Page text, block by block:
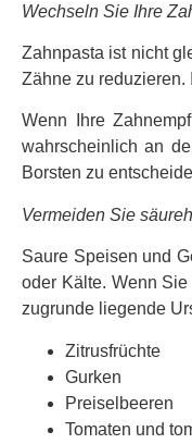
Wechseln Sie Ihre
Zahnpasta ist nicht
Zähne zu reduzieren.
Wenn Ihre
wahrscheinlich an
Borsten zu
Vermeiden Sie
Saure Speisen und
oder Kälte. Wenn
zugrunde liegende
Zitrusfrüchte
Gurken
Preiselbeeren
Tomaten und